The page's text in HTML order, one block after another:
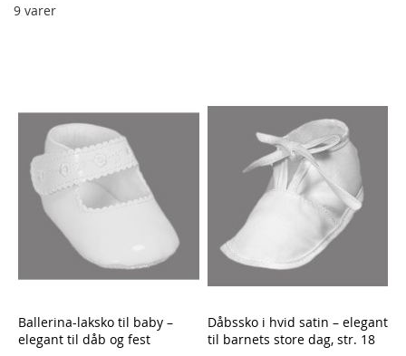
9 varer
Ballerina-laksko til baby –
elegant til dåb og fest
Dåbssko i hvid satin – elegant
til barnets store dag, str. 18